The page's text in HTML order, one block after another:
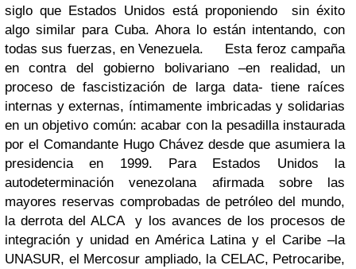
siglo que Estados Unidos está proponiendo sin éxito
algo similar para Cuba. Ahora lo están intentando, con
todas sus fuerzas, en Venezuela. Esta feroz campaña
en contra del gobierno bolivariano –en realidad, un
proceso de fascistización de larga data- tiene raíces
internas y externas, íntimamente imbricadas y solidarias
en un objetivo común: acabar con la pesadilla instaurada
por el Comandante Hugo Chávez desde que asumiera la
presidencia en 1999. Para Estados Unidos la
autodeterminación venezolana afirmada sobre las
mayores reservas comprobadas de petróleo del mundo,
la derrota del ALCA y los avances de los procesos de
integración y unidad en América Latina y el Caribe –la
UNASUR, el Mercosur ampliado, la CELAC, Petrocaribe,